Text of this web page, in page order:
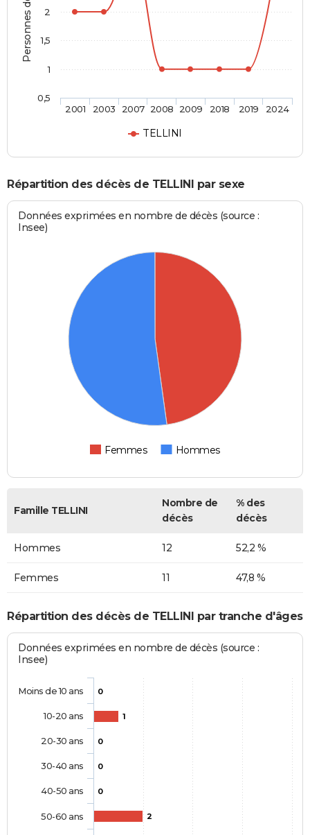
TELLINI
2001 2003 2007 2008 2009 2018 2019 2024
0,5
1
1,5
2
Répartition des décès de TELLINI par sexe
Données exprimées en nombre de décès (source :
Insee)
Femmes Hommes
Famille TELLINI
Nombre de
décès
% des
décès
Hommes 12 52,2 %
Femmes 11 47,8 %
Répartition des décès de TELLINI par tranche d'âges
Données exprimées en nombre de décès (source :
Insee)
0
1
0
0
0
2
Moins de 10 ans
10-20 ans
20-30 ans
30-40 ans
40-50 ans
50-60 ans